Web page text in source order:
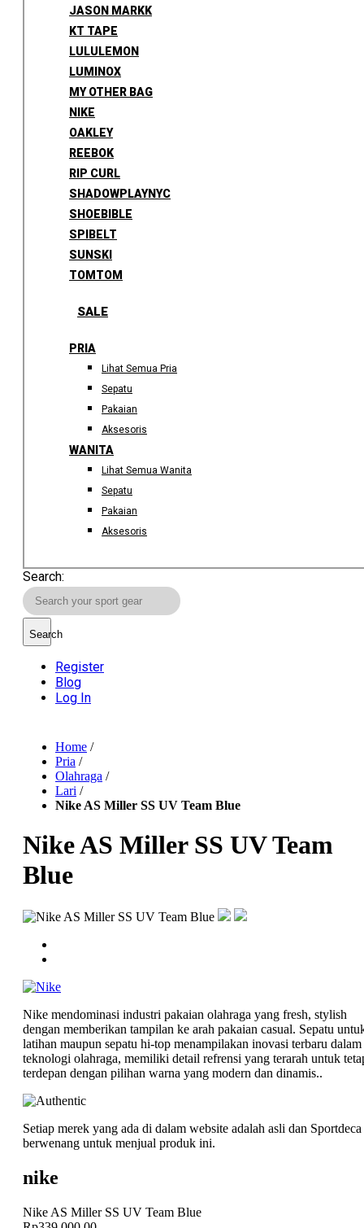
JASON MARKK
KT TAPE
LULULEMON
LUMINOX
MY OTHER BAG
NIKE
OAKLEY
REEBOK
RIP CURL
SHADOWPLAYNYC
SHOEBIBLE
SPIBELT
SUNSKI
TOMTOM
SALE
PRIA
Lihat Semua Pria
Sepatu
Pakaian
Aksesoris
WANITA
Lihat Semua Wanita
Sepatu
Pakaian
Aksesoris
Search:
Search
Register
Blog
Log In
Home /
Pria /
Olahraga /
Lari /
Nike AS Miller SS UV Team Blue
Nike AS Miller SS UV Team
Blue
Nike mendominasi industri pakaian olahraga yang fresh, stylish
dengan memberikan tampilan ke arah pakaian casual. Sepatu
latihan maupun sepatu hi-top menampilakan inovasi terbaru dalam
teknologi olahraga, memiliki detail refrensi yang terarah untuk
terdepan dengan pilihan warna yang modern dan dinamis..
Setiap merek yang ada di dalam website adalah asli dan Sportdeca
berwenang untuk menjual produk ini.
nike
Nike AS Miller SS UV Team Blue